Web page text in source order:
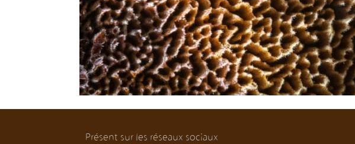
Présent sur les réseaux sociaux